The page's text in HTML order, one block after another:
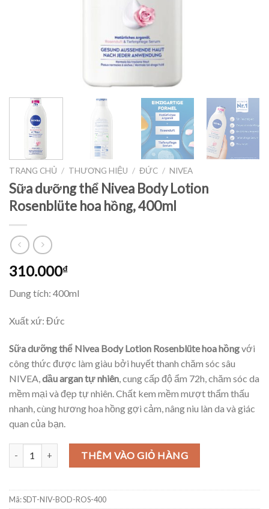
TRANG CHỦ / THƯƠNG HIỆU / ĐỨC / NIVEA
Sữa dưỡng thể Nivea Body Lotion
Rosenblüte hoa hồng, 400ml
310.000₫
Dung tích: 400ml
Xuất xứ: Đức
Sữa dưỡng thể Nivea Body Lotion Rosenblüte hoa hồngvới
công thức được làm giàu bởi huyết thanh chăm sóc sâu
NIVEA,dầu argan tự nhiên, cung cấp độ ẩm 72h, chăm sóc da
mềm mại và đẹp tự nhiên. Chất kem mềm mượt thẩm thấu
nhanh, cùng hương hoa hồng gợi cảm, nâng niu làn da và giác
quan của bạn.
Sữa dưỡng thể Nivea Body Lotion Rosenblüte hoa hồng, 400ml số
THÊM VÀO GIỎ HÀNG
Mã:SDT-NIV-BOD-ROS-400